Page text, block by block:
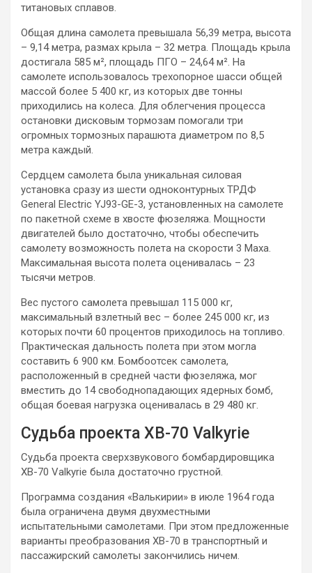
титановых сплавов.
Общая длина самолета превышала 56,39 метра, высота
– 9,14 метра, размах крыла – 32 метра. Площадь крыла
достигала 585 м², площадь ПГО – 24,64 м². На
самолете использовалось трехопорное шасси общей
массой более 5 400 кг, из которых две тонны
приходились на колеса. Для облегчения процесса
остановки дисковым тормозам помогали три
огромных тормозных парашюта диаметром по 8,5
метра каждый.
Сердцем самолета была уникальная силовая
установка сразу из шести одноконтурных ТРДФ
General Electric YJ93-GE-3, установленных на самолете
по пакетной схеме в хвосте фюзеляжа. Мощности
двигателей было достаточно, чтобы обеспечить
самолету возможность полета на скорости 3 Маха.
Максимальная высота полета оценивалась – 23
тысячи метров.
Вес пустого самолета превышал 115 000 кг,
максимальный взлетный вес – более 245 000 кг, из
которых почти 60 процентов приходилось на топливо.
Практическая дальность полета при этом могла
составить 6 900 км. Бомбоотсек самолета,
расположенный в средней части фюзеляжа, мог
вместить до 14 свободнопадающих ядерных бомб,
общая боевая нагрузка оценивалась в 29 480 кг.
Судьба проекта XB-70 Valkyrie
Судьба проекта сверхзвукового бомбардировщика
XB-70 Valkyrie была достаточно грустной.
Программа создания «Валькирии» в июле 1964 года
была ограничена двумя двухместными
испытательными самолетами. При этом предложенные
варианты преобразования XB-70 в транспортный и
пассажирский самолеты закончились ничем.